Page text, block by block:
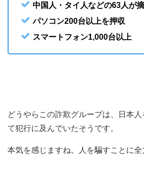
中国人・タイ人などの63人が
パソコン200台以上を押収
スマートフォン1,000台以上
どうやらこの詐欺グループは、日本
て犯行に及んでいたそうです。
本気を感じますね。人を騙すことに全